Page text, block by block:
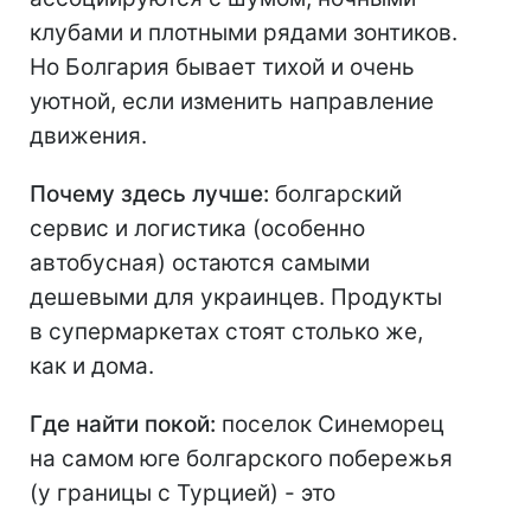
клубами и плотными рядами зонтиков.
Но Болгария бывает тихой и очень
уютной, если изменить направление
движения.
Почему здесь лучше: болгарский
сервис и логистика (особенно
автобусная) остаются самыми
дешевыми для украинцев. Продукты
в супермаркетах стоят столько же,
как и дома.
Где найти покой: поселок Синеморец
на самом юге болгарского побережья
(у границы с Турцией) - это